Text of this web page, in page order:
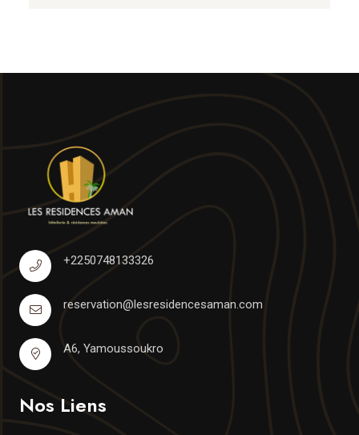
+2250748133326
reservation@lesresidencesaman.com
A6, Yamoussoukro
Nos Liens